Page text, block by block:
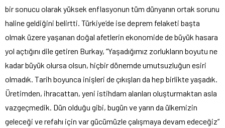
bir sonucu olarak yüksek enflasyonun tüm dünyanın ortak sorunu
haline geldiğini belirtti. Türkiye’de ise deprem felaketi başta
olmak üzere yaşanan doğal afetlerin ekonomide de büyük hasara
yol açtığını dile getiren Burkay, “Yaşadığımız zorlukların boyutu ne
kadar büyük olursa olsun, hiçbir dönemde umutsuzluğun esiri
olmadık. Tarih boyunca inişleri de çıkışları da hep birlikte yaşadık.
Üretimden, ihracattan, yeni istihdam alanları oluşturmaktan asla
vazgeçmedik. Dün olduğu gibi, bugün ve yarın da ülkemizin
geleceği ve refahı için var gücümüzle çalışmaya devam edeceğiz”